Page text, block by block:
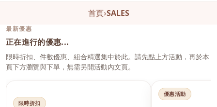
首頁›SALES
最新優惠
正在進行的優惠...
限時折扣、件數優惠、組合精選集中於此。請先點上方活動，再於本
頁下方瀏覽與下單，無需另開活動內文頁。
限時折扣
優惠活動